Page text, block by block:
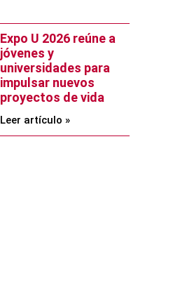
Expo U 2026 reúne a
jóvenes y
universidades para
impulsar nuevos
proyectos de vida
Leer artículo »